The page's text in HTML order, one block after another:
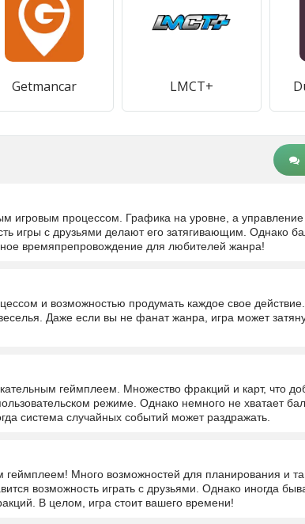
Getmancar LMCT+
игровым процессом. Графика на уровне, а управление
игры с друзьями делают его затягивающим. Однако
времяпрепровождение для любителей жанра!
и возможностью продумать каждое свое
Даже если вы не фанат жанра, игра может
геймплеем. Множество фракций и карт, что
режиме. Однако немного не хватает
система случайных событий может раздражать.
геймплеем! Много возможностей для планирования и
возможность играть с друзьями. Однако иногда
В целом, игра стоит вашего времени!